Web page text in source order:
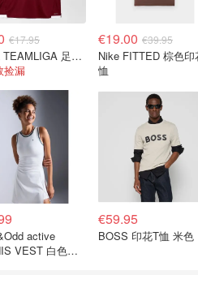
€17.95
Puma TEAMLIGA 足球球衣 深红色
捡漏
€19.00 €39.95
Nike FITTED 棕色印
恤
active
VEST 白色无
€59.95
BOSS 印花T恤 米色